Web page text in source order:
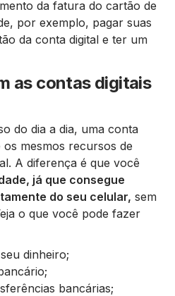
da fatura do cartão de
por exemplo, pagar suas
da conta digital e ter um
as contas digitais
do dia a dia, uma conta
mesmos recursos de
A diferença é que você
já que consegue
do seu celular, sem
o que você pode fazer
dinheiro;
bancárias;